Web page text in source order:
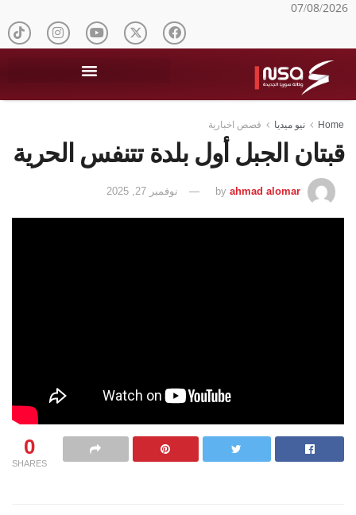
07/08/2026
Home نيو ميديا قصص اخبارية
قبتان الجبل أول بلدة تتنفس الحرية
by ahmad alomar نوفمبر 27, 2025
0
SHARES